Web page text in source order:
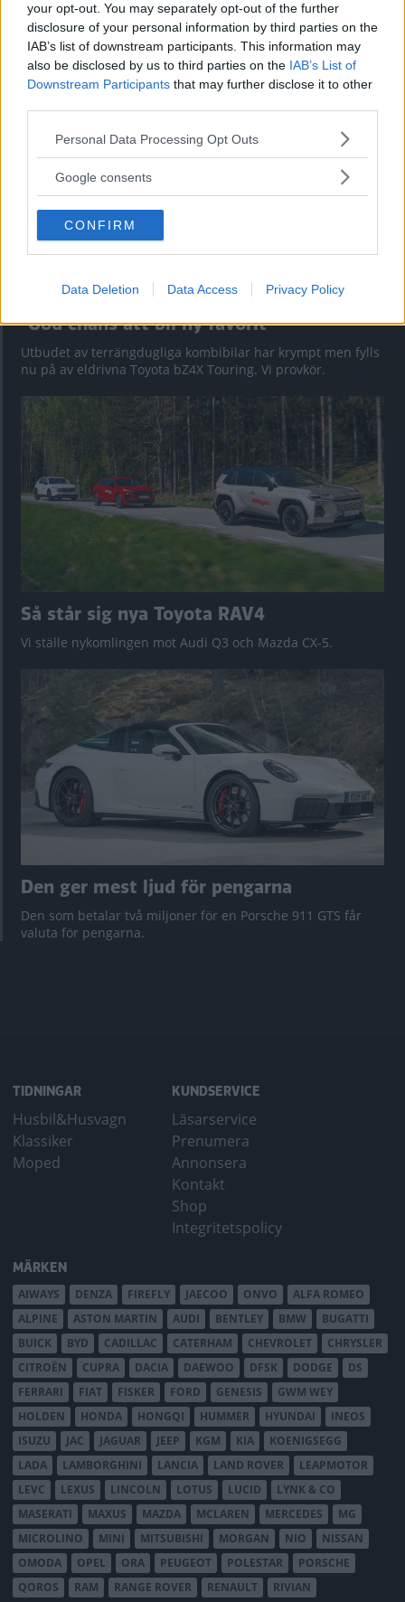
your opt-out. You may separately opt-out of the further
disclosure of your personal information by third parties on the
IAB’s list of downstream participants. This information may
also be disclosed by us to third parties on the IAB’s List of
Downstream Participants that may further disclose it to other
Please note that this website/app uses one or more Google
not limited to your visit or usage behaviour. You may click to
use your data for below specified purposes in below Google
consent section.
Personal Data Processing Opt Outs
Google consents
CONFIRM
Data Deletion Data Access Privacy Policy
Kia utmanar i kombiklassen – blir omkörd
av ”gamlingen”
Nykomlingen fälls av en besvärande nackdel.
”God chans att bli ny favorit”
Utbudet av terrängdugliga kombibilar har krympt men fylls
nu på av eldrivna Toyota bZ4X Touring. Vi provkör.
Så står sig nya Toyota RAV4
Vi ställe nykomlingen mot Audi Q3 och Mazda CX-5.
Den ger mest ljud för pengarna
Den som betalar två miljoner för en Porsche 911 GTS får
valuta för pengarna.
TIDNINGAR
Husbil&Husvagn
Klassiker
Moped
KUNDSERVICE
Läsarservice
Prenumera
Annonsera
Kontakt
Shop
Integritetspolicy
MÄRKEN
AIWAYS DENZA FIREFLY JAECOO ONVO
ALFA ROMEO
ALPINE
ASTON MARTIN AUDI BENTLEY BMW
BUGATTI
BUICK
BYD CADILLAC CATERHAM CHEVROLET
CHRYSLER
CITROËN
CUPRA DACIA DAEWOO DFSK DODGE
DS
FERRARI
FIAT FISKER FORD GENESIS
GWM WEY
HOLDEN
HONDA HONGQI HUMMER HYUNDAI
INEOS
ISUZU
JAC JAGUAR JEEP KGM KIA
KOENIGSEGG
LADA
LAMBORGHINI LANCIA LAND ROVER
LEAPMOTOR
LEVC
LEXUS LINCOLN LOTUS LUCID
LYNK & CO
MASERATI
MAXUS MAZDA MCLAREN MERCEDES
MG
MICROLINO
MINI MITSUBISHI MORGAN NIO
NISSAN
OMODA
OPEL ORA PEUGEOT POLESTAR
PORSCHE
QOROS
RAM RANGE ROVER RENAULT RIVIAN